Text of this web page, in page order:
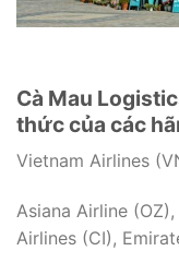
Cà Mau
thức của các
Vietnam Airlines
Asiana Airline
Airlines (CI),